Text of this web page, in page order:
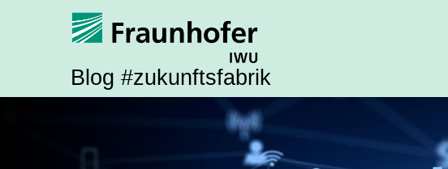
Blog #zukunftsfabrik